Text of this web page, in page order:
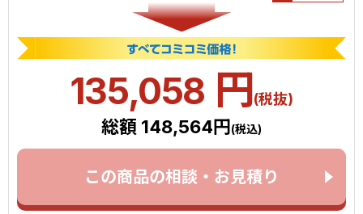
135,058 円(税抜)
総額 148,564円 (税込)
この商品の相談・お見積り